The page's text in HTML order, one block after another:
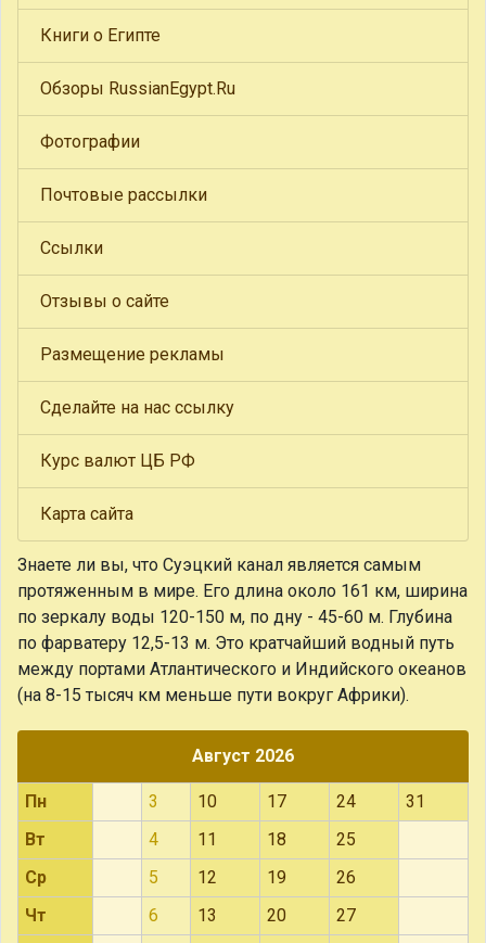
Книги о Египте
Обзоры RussianEgypt.Ru
Фотографии
Почтовые рассылки
Ссылки
Отзывы о сайте
Размещение рекламы
Сделайте на нас ссылку
Курс валют ЦБ РФ
Карта сайта
Знаете ли вы, что Суэцкий канал является самым
протяженным в мире. Его длина около 161 км, ширина
по зеркалу воды 120-150 м, по дну - 45-60 м. Глубина
по фарватеру 12,5-13 м. Это кратчайший водный путь
между портами Атлантического и Индийского океанов
(на 8-15 тысяч км меньше пути вокруг Африки).
Август 2026
Пн 3 10 17 24
31
Вт
4 11 18
25
Ср
5 12 19
26
Чт
6 13 20 27